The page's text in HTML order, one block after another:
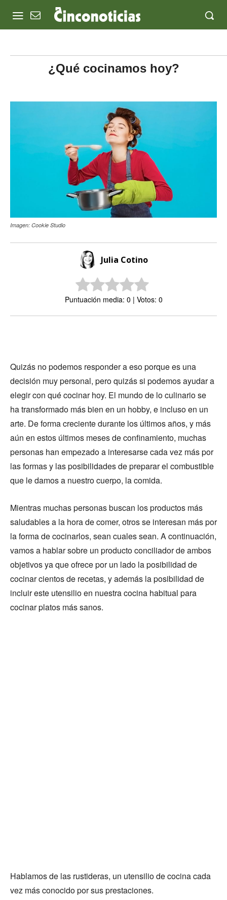
¿Qué cocinamos hoy?
Imagen: Cookie Studio
Julia Cotino
Puntuación media: 0 | Votos: 0
Quizás no podemos responder a eso porque es una
decisión muy personal, pero quizás si podemos ayudar a
elegir con qué cocinar hoy. El mundo de lo culinario se
ha transformado más bien en un hobby, e incluso en un
arte. De forma creciente durante los últimos años, y más
aún en estos últimos meses de confinamiento, muchas
personas han empezado a interesarse cada vez más por
las formas y las posibilidades de preparar el combustible
que le damos a nuestro cuerpo, la comida.
Mientras muchas personas buscan los productos más
saludables a la hora de comer, otros se interesan más por
la forma de cocinarlos, sean cuales sean. A continuación,
vamos a hablar sobre un producto conciliador de ambos
objetivos ya que ofrece por un lado la posibilidad de
cocinar cientos de recetas, y además la posibilidad de
incluir este utensilio en nuestra cocina habitual para
cocinar platos más sanos.
Hablamos de las rustideras, un utensilio de cocina cada
vez más conocido por sus prestaciones.